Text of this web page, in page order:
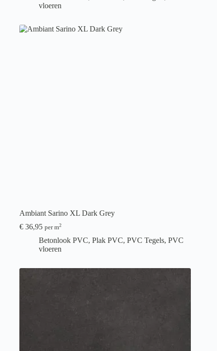
vloeren
Ambiant Sarino XL Dark Grey
€ 36,95 per m2
Betonlook PVC, Plak PVC, PVC Tegels, PVC
vloeren